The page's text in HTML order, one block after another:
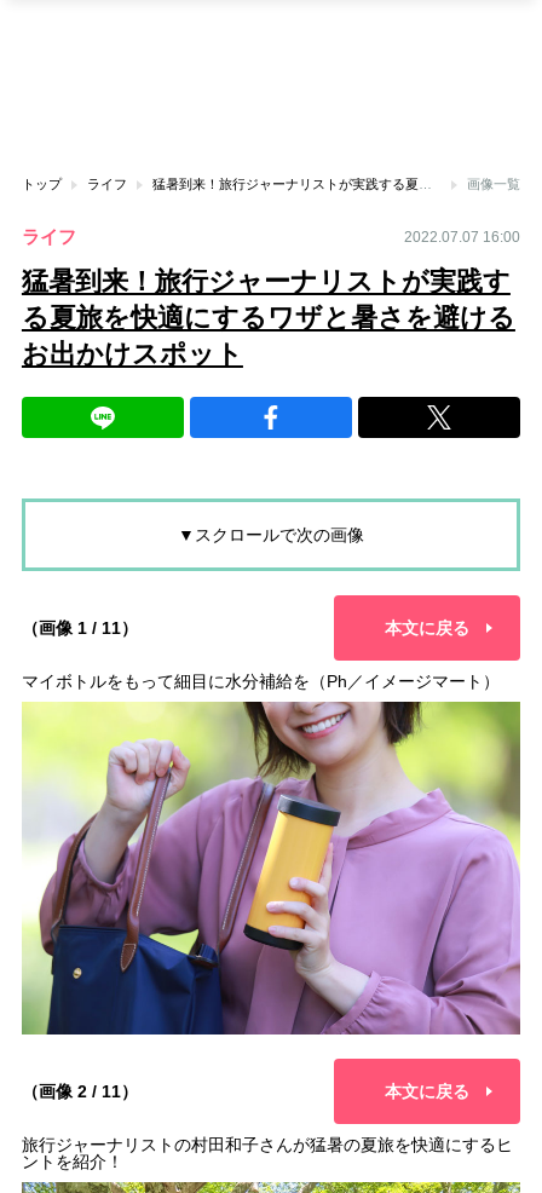
トップ ライフ 画像一覧
ライフ 2022.07.07 16:00
猛暑到来！旅行ジャーナリストが実践す
る夏旅を快適にするワザと暑さを避ける
お出かけスポット
▼スクロールで次の画像
（画像 1 / 11） 本文に戻る
マイボトルをもって細目に水分補給を（Ph／イメージマート）
（画像 2 / 11） 本文に戻る
旅行ジャーナリストの村田和子さんが猛暑の夏旅を快適にするヒ
ントを紹介！